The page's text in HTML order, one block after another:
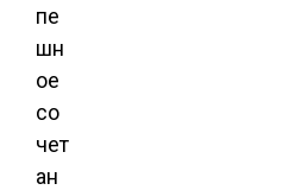
пе
шн
ое
со
чет
ан